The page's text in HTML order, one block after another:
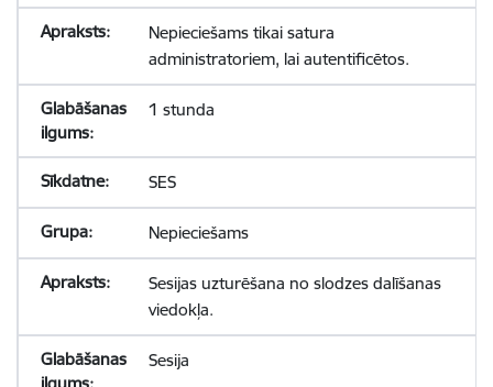
Nepieciešams tikai satura
administratoriem, lai autentificētos.
1 stunda
SES
Nepieciešams
Sesijas uzturēšana no slodzes dalīšanas
viedokļa.
Sesija